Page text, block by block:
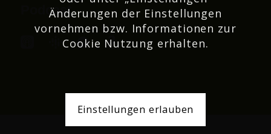
PodcastÄnderungen der Einstellungen
vornehmen bzw. Informationen zur
Cookie Nutzung erhalten.
Einstellungen erlauben